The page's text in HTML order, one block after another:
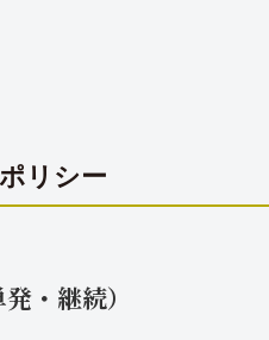
リシー
・継続）